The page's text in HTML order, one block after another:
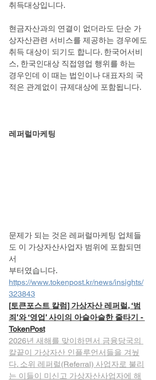
취득대상입니다.
현금자산과의 연결이 없더라도 단순 가
상자산관련 서비스를 제공하는 경우에도
취득 대상이 되기도 합니다. 한국어서비
스, 한국인대상 직접영업 행위를 하는
경우인데 이 때는 법인이나 대표자의 국
적은 관계없이 규제대상에 포함됩니다.
레퍼럴마케팅
문제가 되는 것은 레퍼럴마케팅 업체들
도 이 가상자산사업자 범위에 포함되면
서
부터였습니다.
https://www.tokenpost.kr/news/insights/
323843
[토큰포스트 칼럼] 가상자산 레퍼럴, ‘범
죄’와 ‘영업’ 사이의 아슬아슬한 줄타기 -
TokenPost
2026년 새해를 맞이하면서 금융당국의
칼끝이 가상자산 인플루언서들을 겨눴
다. 소위 레퍼럴(Referral) 사업자로 불리
는 이들이 미신고 가상자산사업자에 해